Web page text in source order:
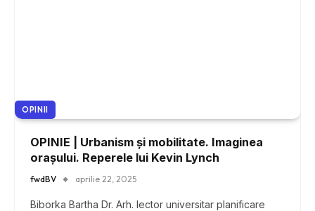
OPINII
OPINIE | Urbanism și mobilitate. Imaginea
orașului. Reperele lui Kevin Lynch
fwdBV aprilie 22, 2025
Biborka Bartha Dr. Arh. lector universitar planificare